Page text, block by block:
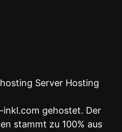
inkl.com gehostet. Der
stammt zu 100% aus